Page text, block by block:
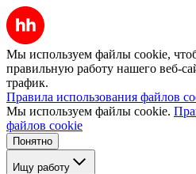
Мы используем файлы cookie,
правильную работу нашего веб-
трафик.
Правила использования файлов
Мы используем файлы cookie.
файлов cookie
Понятно
Ищу работу